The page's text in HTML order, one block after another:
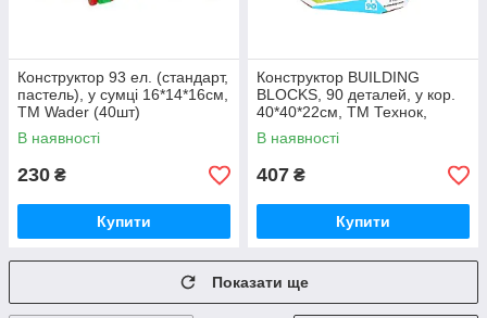
Конструктор 93 ел. (стандарт,
пастель), у сумці 16*14*16см,
ТМ Wader (40шт)
В наявності
230 ₴
Купити
Конструктор BUILDING
BLOCKS, 90 деталей, у кор.
40*40*22см, ТМ Технок,
Україна (4шт)
В наявності
407 ₴
Купити
Показати ще